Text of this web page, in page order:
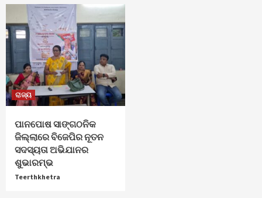
ରାଜ୍ୟ
ପାନପୋଷ ସାଙ୍ଗଠନିକ
ଜିଲ୍ଲାରେ ବିଜେପିର ନୂତନ
ସଦସ୍ୟତା ଅଭିଯାନର
ଶୁଭାରମ୍ଭ
Teerthkhetra